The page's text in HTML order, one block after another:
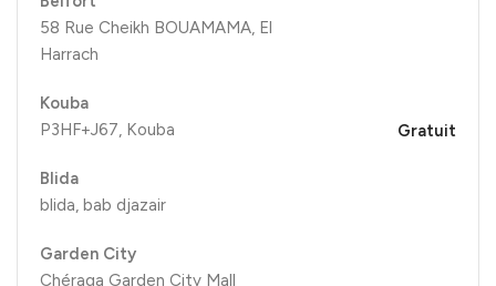
58 Rue Cheikh BOUAMAMA, El
Harrach
Kouba
P3HF+J67, Kouba
Blida
blida, bab djazair
Garden City
Chéraga Garden City Mall
Gratuit